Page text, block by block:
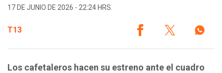
17 DE JUNIO DE 2026 - 22:24 HRS.
T13
Los cafetaleros hacen su estreno ante el cuadro